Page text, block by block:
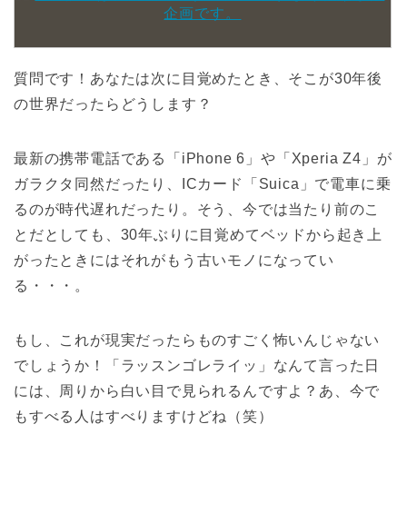
質問です！あなたは次に目覚めたとき、そこが30年後
の世界だったらどうします？
最新の携帯電話である「iPhone 6」や「Xperia Z4」が
ガラクタ同然だったり、ICカード「Suica」で電車に乗
るのが時代遅れだったり。そう、今では当たり前のこ
とだとしても、30年ぶりに目覚めてベッドから起き上
がったときにはそれがもう古いモノになってい
る・・・。
もし、これが現実だったらものすごく怖いんじゃない
でしょうか！「ラッスンゴレライッ」なんて言った日
には、周りから白い目で見られるんですよ？あ、今で
もすべる人はすべりますけどね（笑）